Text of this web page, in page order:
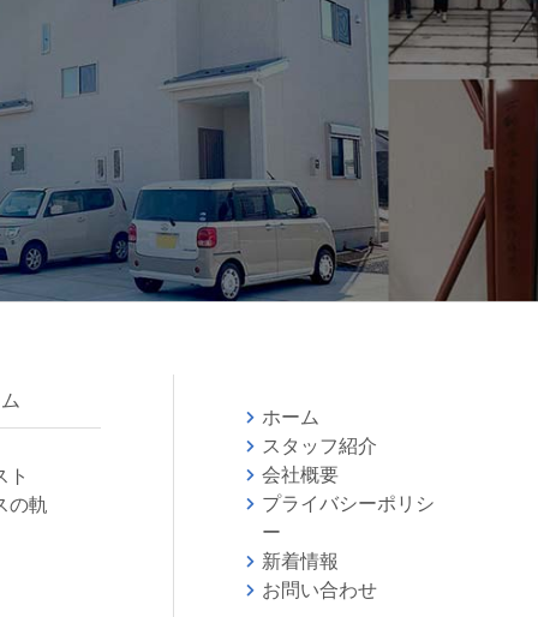
ト
の軌
ホーム
スタッフ紹介
会社概要
プライバシーポリシ
ー
新着情報
お問い合わせ